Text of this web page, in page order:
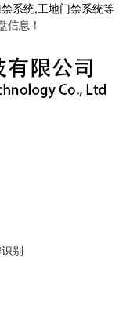
系统,工地门禁系统等
信息！
别